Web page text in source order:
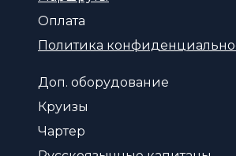
Оплата
Политика
Доп. оборудование
Круизы
Чартер